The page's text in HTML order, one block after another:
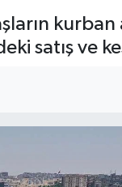
kurban
satış ve